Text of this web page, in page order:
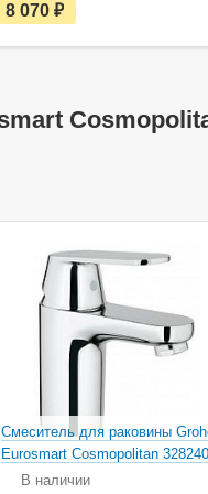
е
с
а
л
8 070
Смеситель для раковины
Eurosmart Cosmopolitan
В наличии